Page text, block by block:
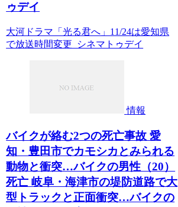
ゥデイ
大河ドラマ「光る君へ」11/24は愛知県
で放送時間変更 シネマトゥデイ
情報
バイクが絡む2つの死亡事故 愛
知・豊田市でカモシカとみられる
動物と衝突…バイクの男性（20）
死亡 岐阜・海津市の堤防道路で大
型トラックと正面衝突…バイクの